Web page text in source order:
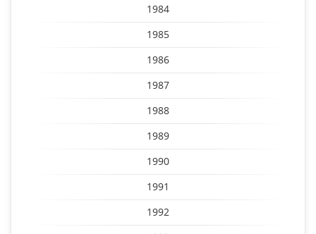
1984
1985
1986
1987
1988
1989
1990
1991
1992